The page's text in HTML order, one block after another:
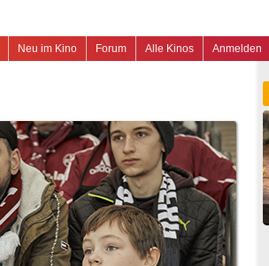
Anmelden
Alle Kinos
Forum
Neu im Kino